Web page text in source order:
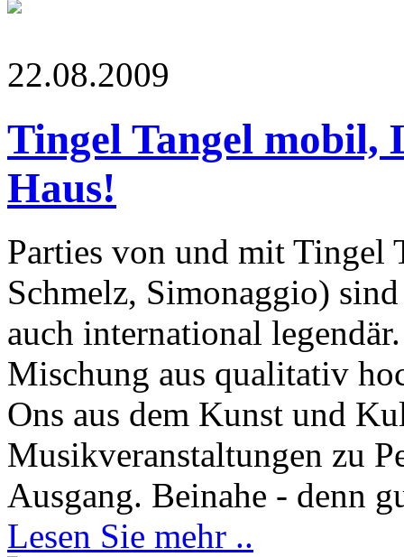
22.08.2009
Tingel Tangel mobil,
Haus!
Parties von und mit Tingel
Schmelz, Simonaggio)
auch international
Mischung aus qualitativ
Ons aus dem Kunst und
Musikveranstaltungen zu
Ausgang. Beinahe - denn
Lesen Sie mehr ..